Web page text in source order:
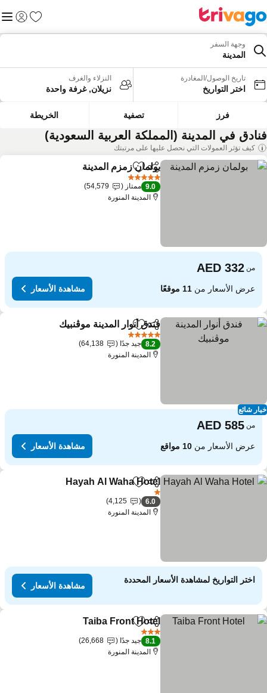
المفضلة
تسجيل
وجهة السفر
المدينة
تاريخ الوصول/المغادرة
اختر التواريخ
النزلاء والغرف
نزيلان, غرفة واحدة
فرز تصفية الخريطة
في المدينة (المملكة العربية السعودية)
كيف تؤثر العمولات التي نحصل عليها على مرتبتك
مشاركةAdd to favorites
بولمان زمزم المدينة
9.0 ممتاز
54,579
المدينة المنورة
من
عرض الأسعار من11 موقعًا مشاهدة الأسعار
شائع
مشاركةAdd to favorites
فندق أنوار المدينة موڤنبيك
8.2 جيد جدًا
64,138
المدينة المنورة
من
عرض الأسعار من10 مواقع مشاهدة الأسعار
مشاركةAdd to favorites
Hayah Al Waha Hotel
6.0
4,125
المدينة المنورة
اختر التواريخ لمشاهدة الأسعار المحددة
مشاهدة الأسعار
مشاركةAdd to favorites
Taiba Front Hotel
8.1 جيد جدًا
26,668
المدينة المنورة